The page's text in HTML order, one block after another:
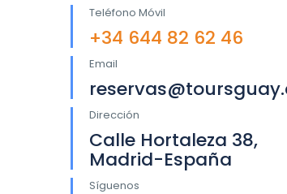
Teléfono Móvil
+34 644 82 62 46
Email
Dirección
Calle Hortaleza 38,
Madrid-España
Síguenos